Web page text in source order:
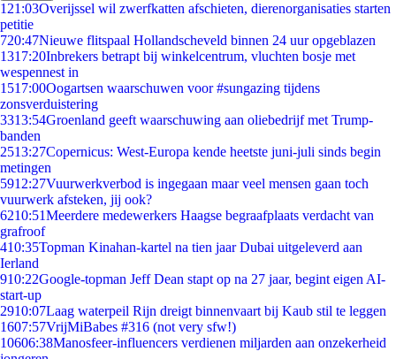
1 21:03Overijssel wil zwerfkatten afschieten, dierenorganisaties starten
petitie
720:47Nieuwe flitspaal Hollandscheveld binnen 24 uur opgeblazen
1317:20Inbrekers betrapt bij winkelcentrum, vluchten bosje met
wespennest in
1517:00Oogartsen waarschuwen voor #sungazing tijdens
zonsverduistering
3313:54Groenland geeft waarschuwing aan oliebedrijf met Trump-
banden
2513:27Copernicus: West-Europa kende heetste juni-juli sinds begin
metingen
5912:27Vuurwerkverbod is ingegaan maar veel mensen gaan toch
vuurwerk afsteken, jij ook?
6210:51Meerdere medewerkers Haagse begraafplaats verdacht van
grafroof
410:35Topman Kinahan-kartel na tien jaar Dubai uitgeleverd aan
Ierland
910:22Google-topman Jeff Dean stapt op na 27 jaar, begint eigen AI-
start-up
2910:07Laag waterpeil Rijn dreigt binnenvaart bij Kaub stil te leggen
1607:57VrijMiBabes #316 (not very sfw!)
10606:38Manosfeer-influencers verdienen miljarden aan onzekerheid